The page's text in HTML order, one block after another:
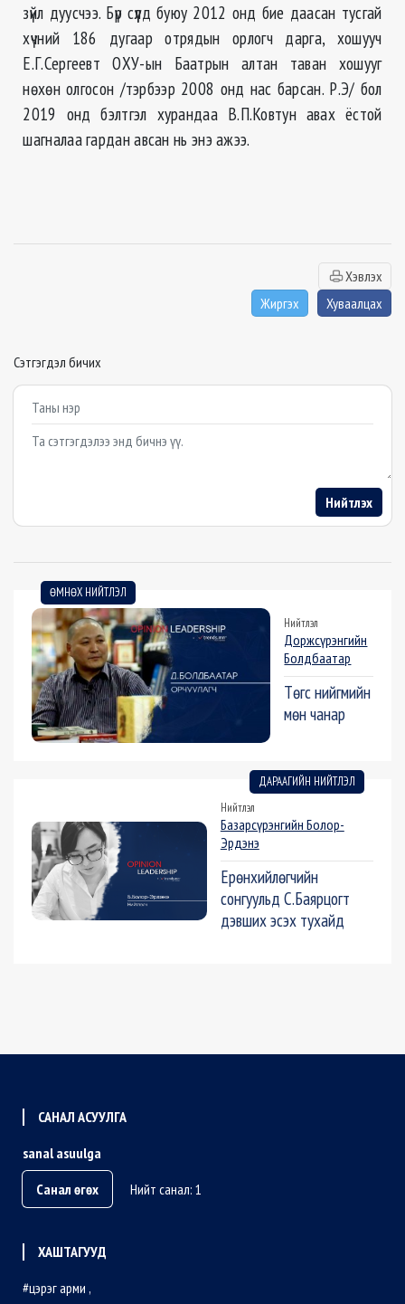
зүйл дуусчээ. Бүр сүүлд буюу 2012 онд бие даасан тусгай
хүчний 186 дугаар отрядын орлогч дарга, хошууч
Е.Г.Сергеевт ОХУ-ын Баатрын алтан таван хошууг
нөхөн олгосон /тэрбээр 2008 онд нас барсан. Р.Э/ бол
2019 онд бэлтгэл хурандаа В.П.Ковтун авах ёстой
шагналаа гардан авсан нь энэ ажээ.
Хэвлэх
Жиргэх
Хуваалцах
Сэтгэгдэл бичих
Example textarea
Нийтлэх
ӨМНӨХ НИЙТЛЭЛ
Нийтлэл
Доржсүрэнгийн
Болдбаатар
Төгс нийгмийн
мөн чанар
ДАРААГИЙН НИЙТЛЭЛ
Нийтлэл
Базарсүрэнгийн Болор-
Эрдэнэ
Ерөнхийлөгчийн
сонгуульд С.Баярцогт
дэвших эсэх тухайд
САНАЛ АСУУЛГА
sanal asuulga
Санал өгөх
Нийт санал: 1
ХАШТАГУУД
цэрэг арми